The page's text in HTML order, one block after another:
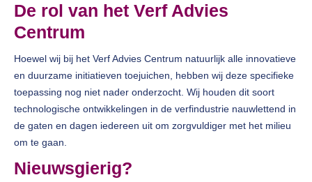
De rol van het Verf Advies
Centrum
Hoewel wij bij het Verf Advies Centrum natuurlijk alle innovatieve
en duurzame initiatieven toejuichen, hebben wij deze specifieke
toepassing nog niet nader onderzocht. Wij houden dit soort
technologische ontwikkelingen in de verfindustrie nauwlettend in
de gaten en dagen iedereen uit om zorgvuldiger met het milieu
om te gaan.
Nieuwsgierig?